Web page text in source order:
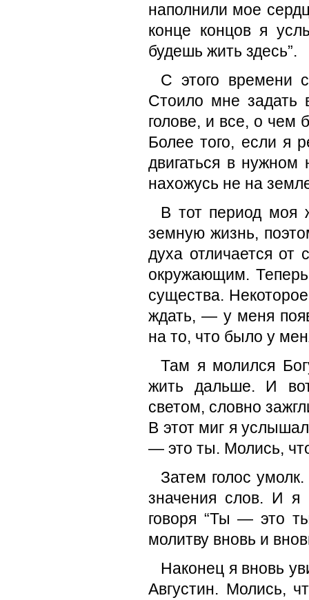
наполнили мое
конце концов я
будешь жить здесь”.
С этого времени
Стоило мне задать
голове, и все, о чем
Более того, если я
двигаться в нужном
нахожусь не на
В тот период моя
земную жизнь,
духа отличается от
окружающим.
существа.
ждать, — у меня
на то, что было у
Там я молился
жить дальше. И
светом, словно
В этот миг я
— это ты. Молись,
Затем голос
значения слов. И я
говоря “Ты — это
молитву вновь и
Наконец я вновь
Августин. Молись,